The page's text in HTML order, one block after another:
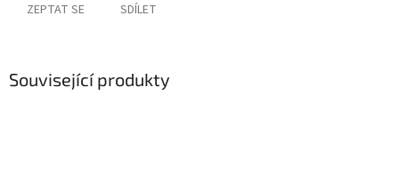
ZEPTAT SE SDÍLET
Související produkty